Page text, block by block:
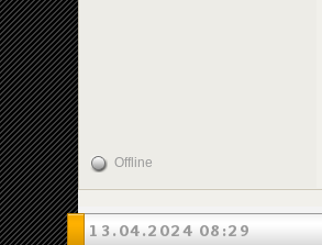
Offline
13.04.2024 08:29